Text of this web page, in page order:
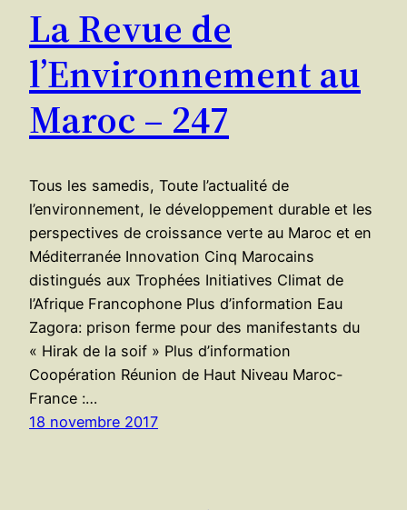
La Revue de
l’Environnement au
Maroc – 247
Tous les samedis, Toute l’actualité de
l’environnement, le développement durable et les
perspectives de croissance verte au Maroc et en
Méditerranée Innovation Cinq Marocains
distingués aux Trophées Initiatives Climat de
l’Afrique Francophone Plus d’information Eau
Zagora: prison ferme pour des manifestants du
« Hirak de la soif » Plus d’information
Coopération Réunion de Haut Niveau Maroc-
France :…
18 novembre 2017